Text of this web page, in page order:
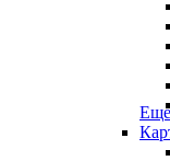
Еще